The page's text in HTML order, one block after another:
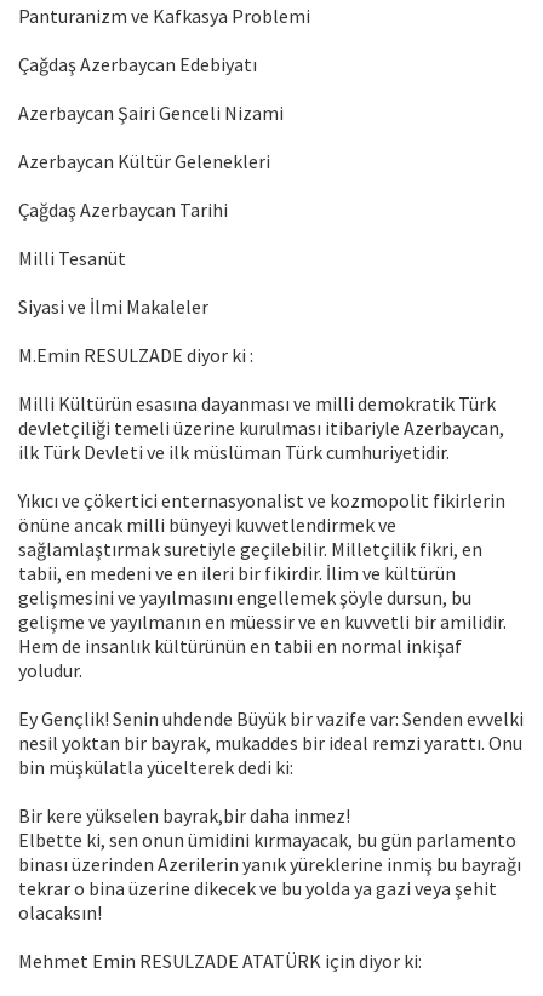
Panturanizm ve Kafkasya Problemi
Çağdaş Azerbaycan Edebiyatı
Azerbaycan Şairi Genceli Nizami
Azerbaycan Kültür Gelenekleri
Çağdaş Azerbaycan Tarihi
Milli Tesanüt
Siyasi ve İlmi Makaleler
M.Emin RESULZADE diyor ki :
Milli Kültürün esasına dayanması ve milli demokratik Türk
devletçiliği temeli üzerine kurulması itibariyle Azerbaycan,
ilk Türk Devleti ve ilk müslüman Türk cumhuriyetidir.
Yıkıcı ve çökertici enternasyonalist ve kozmopolit fikirlerin
önüne ancak milli bünyeyi kuvvetlendirmek ve
sağlamlaştırmak suretiyle geçilebilir. Milletçilik fikri, en
tabii, en medeni ve en ileri bir fikirdir. İlim ve kültürün
gelişmesini ve yayılmasını engellemek şöyle dursun, bu
gelişme ve yayılmanın en müessir ve en kuvvetli bir amilidir.
Hem de insanlık kültürünün en tabii en normal inkişaf
yoludur.
Ey Gençlik! Senin uhdende Büyük bir vazife var: Senden evvelki
nesil yoktan bir bayrak, mukaddes bir ideal remzi yarattı. Onu
bin müşkülatla yücelterek dedi ki:
Bir kere yükselen bayrak,bir daha inmez!
Elbette ki, sen onun ümidini kırmayacak, bu gün parlamento
binası üzerinden Azerilerin yanık yüreklerine inmiş bu bayrağı
tekrar o bina üzerine dikecek ve bu yolda ya gazi veya şehit
olacaksın!
Mehmet Emin RESULZADE ATATÜRK için diyor ki: